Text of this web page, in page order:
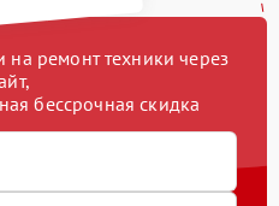
ремонт техники через
бессрочная скидка